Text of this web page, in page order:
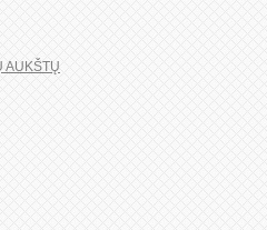
AUKŠTŲ